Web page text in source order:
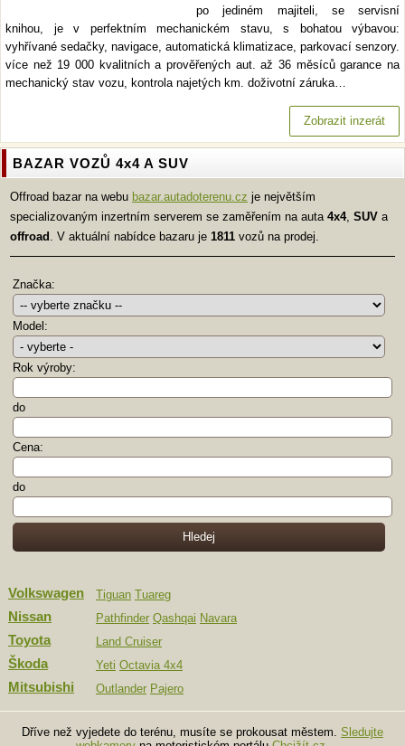
po jediném majiteli, se servisní
knihou, je v perfektním mechanickém stavu, s bohatou výbavou:
vyhřívané sedačky, navigace, automatická klimatizace, parkovací senzory.
více než 19 000 kvalitních a prověřených aut. až 36 měsíců garance na
mechanický stav vozu, kontrola najetých km. doživotní záruka…
Zobrazit inzerát
BAZAR VOZŮ 4x4 A SUV
Offroad bazar na webu bazar.autadoterenu.cz je největším
specializovaným inzertním serverem se zaměřením na auta 4x4, SUV a
offroad . V aktuální nabídce bazaru je 1811 vozů na prodej.
Značka:
Model:
Rok výroby:
do
Cena:
do
Volkswagen Tiguan Tuareg
Nissan Pathfinder Qashqai Navara
Toyota Land Cruiser
Škoda Yeti Octavia 4x4
Mitsubishi Outlander Pajero
Dříve než vyjedete do terénu, musíte se prokousat městem. Sledujte